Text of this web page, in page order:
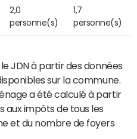
2,0
personne(s)
1,7
personne(s)
JDN à partir des données
sur la commune.
a été calculé à partir
aux impôts de tous les
et du nombre de foyers